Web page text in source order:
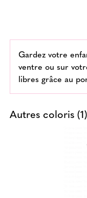
Gardez votre
ventre ou sur
libres grâce au
Autres coloris (1)